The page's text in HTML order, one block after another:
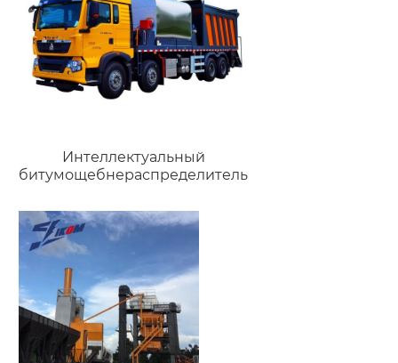
Интеллектуальный
битумощебнераспределитель